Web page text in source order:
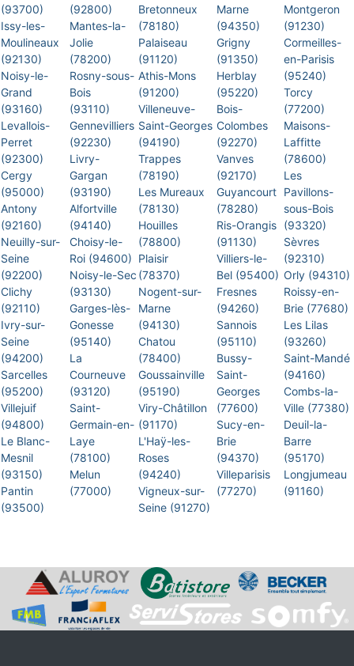
(93700)
Issy-les-
Moulineaux
(92130)
Noisy-le-
Grand
(93160)
Levallois-
Perret
(92300)
Cergy
(95000)
Antony
(92160)
Neuilly-sur-
Seine
(92200)
Clichy
(92110)
Ivry-sur-
Seine
(94200)
Sarcelles
(95200)
Villejuif
(94800)
Le Blanc-
Mesnil
(93150)
Pantin
(93500)
(92800)
Mantes-la-
Jolie
(78200)
Rosny-sous-
Bois
(93110)
Gennevilliers
(92230)
Livry-
Gargan
(93190)
Alfortville
(94140)
Choisy-le-
Roi (94600)
Noisy-le-Sec
(93130)
Garges-lès-
Gonesse
(95140)
La
Courneuve
(93120)
Saint-
Germain-en-
Laye
(78100)
Melun
(77000)
Bretonneux
(78180)
Palaiseau
(91120)
Athis-Mons
(91200)
Villeneuve-
Saint-Georges
(94190)
Trappes
(78190)
Les Mureaux
(78130)
Houilles
(78800)
Plaisir
(78370)
Nogent-sur-
Marne
(94130)
Chatou
(78400)
Goussainville
(95190)
Viry-Châtillon
(91170)
L'Haÿ-les-
Roses
(94240)
Vigneux-sur-
Seine (91270)
Marne
(94350)
Grigny
(91350)
Herblay
(95220)
Bois-
Colombes
(92270)
Vanves
(92170)
Guyancourt
(78280)
Ris-Orangis
(91130)
Villiers-le-
Bel (95400)
Fresnes
(94260)
Sannois
(95110)
Bussy-
Saint-
Georges
(77600)
Sucy-en-
Brie
(94370)
Villeparisis
(77270)
Montgeron
(91230)
Cormeilles-
en-Parisis
(95240)
Torcy
(77200)
Maisons-
Laffitte
(78600)
Les
Pavillons-
sous-Bois
(93320)
Sèvres
(92310)
Orly (94310)
Roissy-en-
Brie (77680)
Les Lilas
(93260)
Saint-Mandé
(94160)
Combs-la-
Ville (77380)
Deuil-la-
Barre
(95170)
Longjumeau
(91160)